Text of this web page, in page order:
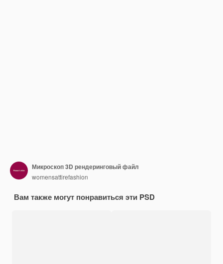
Микроскоп 3D рендеринговый файл
womensattirefashion
Вам также могут понравиться эти PSD